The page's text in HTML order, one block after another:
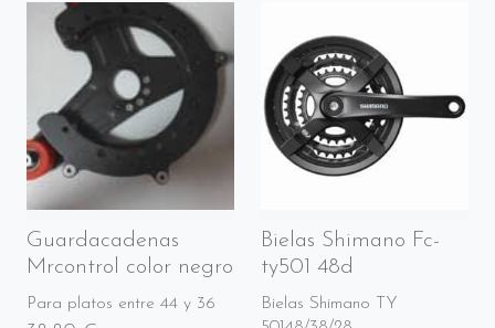
Guardacadenas
Mrcontrol color negro
Para platos entre 44 y 36
Bielas Shimano Fc-
ty501 48d
Bielas Shimano TY